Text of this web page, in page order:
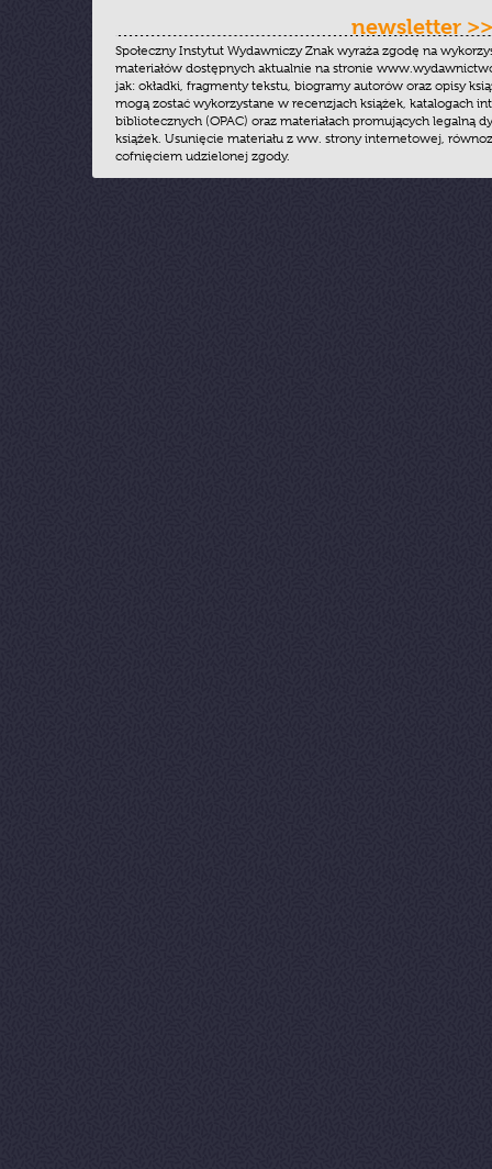
newsletter >>
Społeczny Instytut Wydawniczy Znak wyraża zgodę na
materiałów dostępnych aktualnie na stronie
jak: okładki, fragmenty tekstu, biogramy autorów oraz opisy
mogą zostać wykorzystane w recenzjach książek, katalogach
bibliotecznych (OPAC) oraz materiałach promujących legalną
książek. Usunięcie materiału z ww. strony internetowej,
cofnięciem udzielonej zgody.